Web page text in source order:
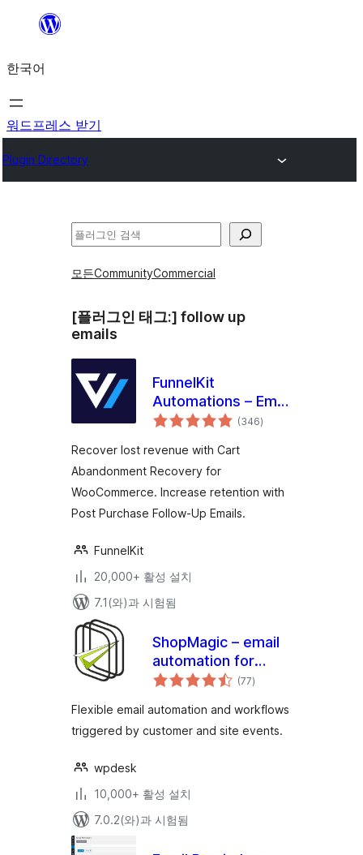
츠
로
바
가
한국어
워드프레스 받기
Plugin Directory
검
모든CommunityCommercial
[플러그인 태그:] follow up
emails
FunnelKit
Automations – Email
Marketing
CRM for WordPress
& WooCommerce
(346전
체)
Recover lost revenue with Cart
Abandonment Recovery for
WooCommerce. Increase retention with
Post Purchase Follow-Up Emails.
FunnelKit
20,000+ 활성 설치
7.1(와)과 시험됨
ShopMagic – email
automation for
WordPress
(77전
체
점
)
Flexible email automation and workflows
triggered by customer and site events.
wpdesk
10,000+ 활성 설치
7.0.2(와)과 시험됨